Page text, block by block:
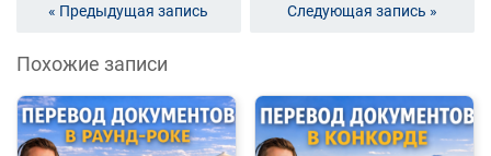
« Предыдущая запись Следующая запись »
Похожие записи